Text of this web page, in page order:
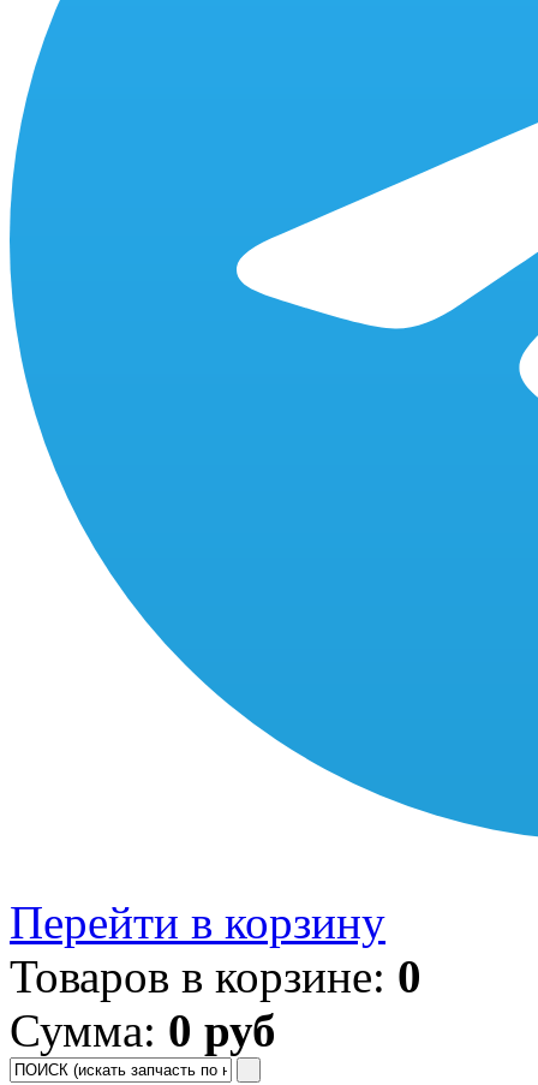
Перейти в корзину
Товаров в корзине: 0
Сумма: 0 руб